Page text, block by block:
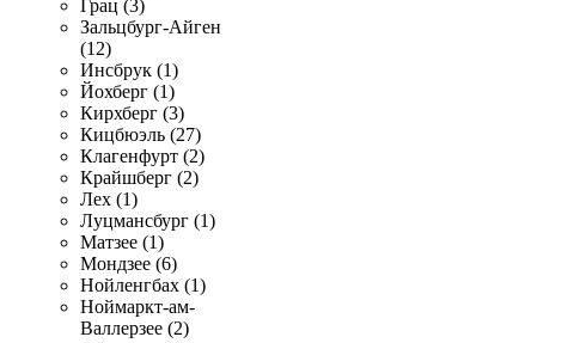
Грац (3)
Зальцбург-Айген
(12)
Инсбрук (1)
Йохберг (1)
Кирхберг (3)
Кицбюэль (27)
Клагенфурт (2)
Крайшберг (2)
Лех (1)
Луцмансбург (1)
Матзее (1)
Мондзее (6)
Нойленгбах (1)
Ноймаркт-ам-
Валлерзее (2)